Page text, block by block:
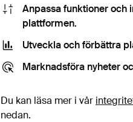
Anpassa funktioner och
plattformen.
Utveckla och förbättra
Marknadsföra nyheter
Du kan läsa mer i vår
nedan.